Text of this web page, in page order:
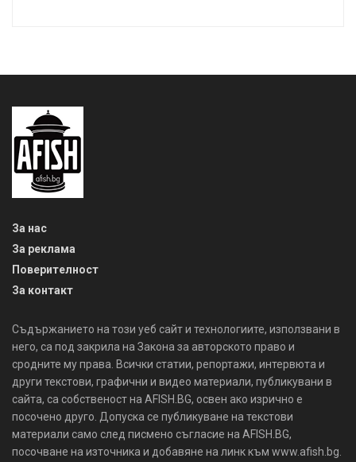
За нас
За реклама
Поверителност
За контакт
Съдържанието на този уеб сайт и технологиите, използвани в
него, са под закрила на Закона за авторското право и
сродните му права. Всички статии, репортажи, интервюта и
други текстови, графични и видео материали, публикувани в
сайта, са собственост на AFISH.BG, освен ако изрично е
посочено друго. Допуска се публикуване на текстови
материали само след писмено съгласие на AFISH.BG,
посочване на източника и добавяне на линк към www.afish.bg.